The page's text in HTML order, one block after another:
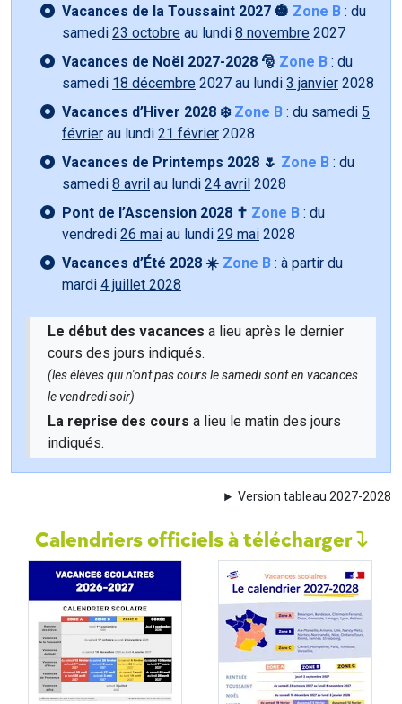
Vacances de la Toussaint 2027 🎃 Zone B : du
samedi 23 octobre au lundi 8 novembre 2027
Vacances de Noël 2027-2028 🎅 Zone B : du
samedi 18 décembre 2027 au lundi 3 janvier 2028
Vacances d’Hiver 2028 ❄️ Zone B : du samedi 5
février au lundi 21 février 2028
Vacances de Printemps 2028 🌷 Zone B : du
samedi 8 avril au lundi 24 avril 2028
Pont de l’Ascension 2028 ✝️ Zone B : du
vendredi 26 mai au lundi 29 mai 2028
Vacances d’Été 2028 ☀️ Zone B : à partir du
mardi 4 juillet 2028
Le début des vacances a lieu après le dernier
cours des jours indiqués.
(les élèves qui n'ont pas cours le samedi sont en vacances
le vendredi soir)
La reprise des cours a lieu le matin des jours
indiqués.
Version tableau 2027-2028
Calendriers officiels à télécharger